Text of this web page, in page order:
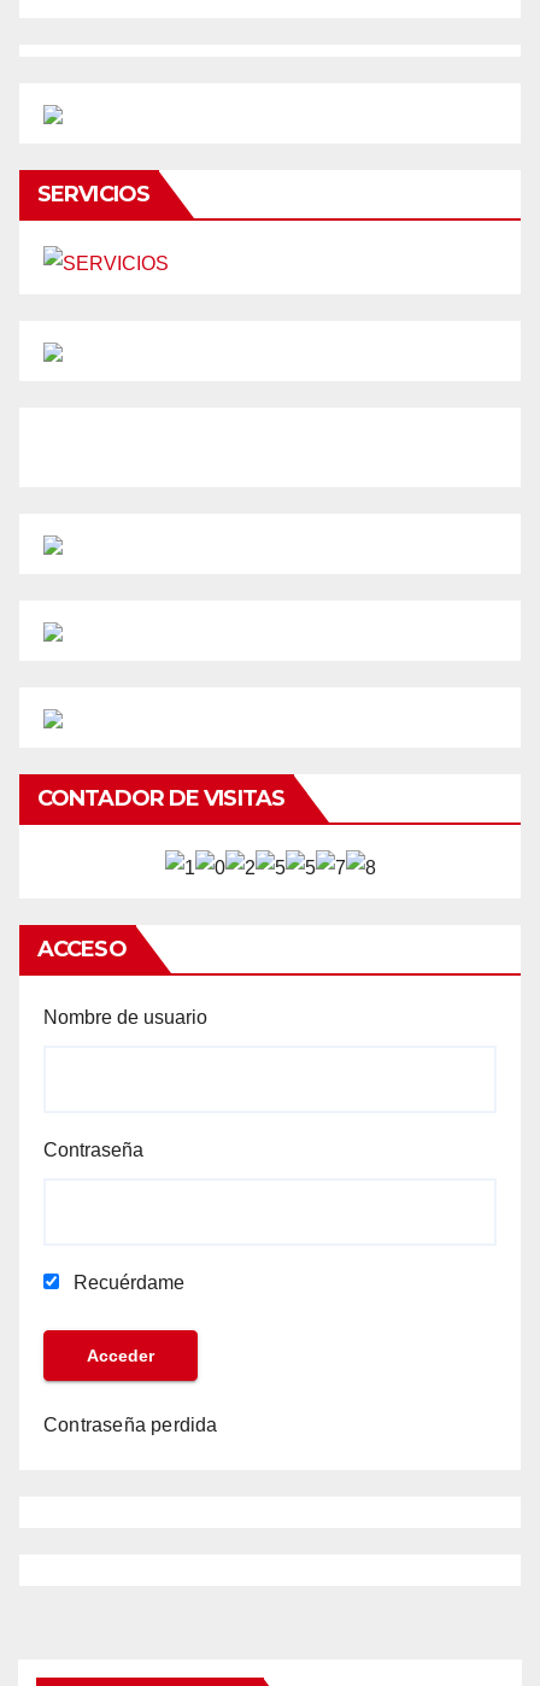
SERVICIOS
CONTADOR DE VISITAS
ACCESO
Nombre de usuario
Contraseña
Recuérdame
Contraseña perdida